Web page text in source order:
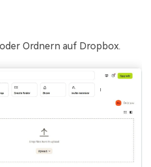
Ordnern auf Dropbox.